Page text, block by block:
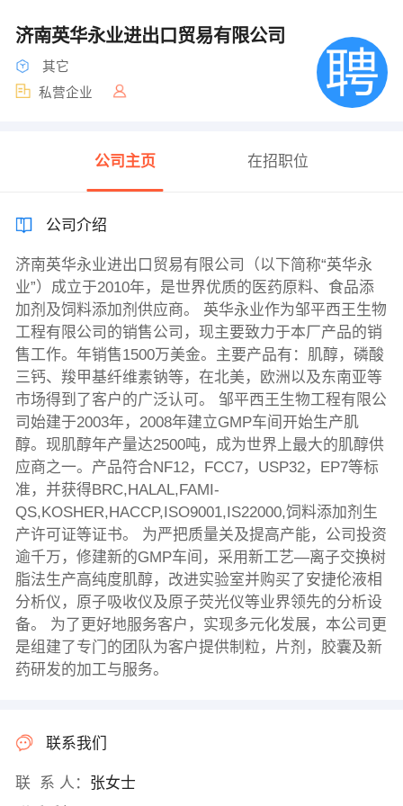
济南英华永业进出口贸易有限公司
其它
私营企业
公司主页 在招职位
公司介绍
济南英华永业进出口贸易有限公司（以下简称“英华永
业”）成立于2010年，是世界优质的医药原料、食品添
加剂及饲料添加剂供应商。 英华永业作为邹平西王生物
工程有限公司的销售公司，现主要致力于本厂产品的销
售工作。年销售1500万美金。主要产品有：肌醇，磷酸
三钙、羧甲基纤维素钠等，在北美，欧洲以及东南亚等
市场得到了客户的广泛认可。 邹平西王生物工程有限公
司始建于2003年，2008年建立GMP车间开始生产肌
醇。现肌醇年产量达2500吨，成为世界上最大的肌醇供
应商之一。产品符合NF12，FCC7，USP32，EP7等标
准，并获得BRC,HALAL,FAMI-
QS,KOSHER,HACCP,ISO9001,IS22000,饲料添加剂生
产许可证等证书。 为严把质量关及提高产能，公司投资
逾千万，修建新的GMP车间，采用新工艺—离子交换树
脂法生产高纯度肌醇，改进实验室并购买了安捷伦液相
分析仪，原子吸收仪及原子荧光仪等业界领先的分析设
备。 为了更好地服务客户，实现多元化发展，本公司更
是组建了专门的团队为客户提供制粒，片剂，胶囊及新
药研发的加工与服务。
联系我们
联 系 人： 张女士